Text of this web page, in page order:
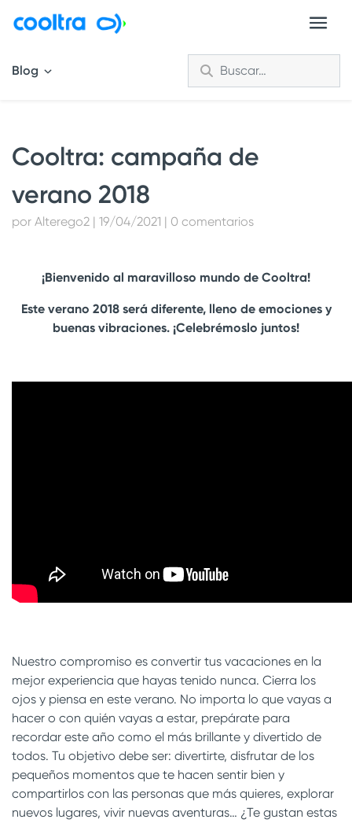
Blog
Cooltra: campaña de
verano 2018
por Alterego2 | 19/04/2021 | 0 comentarios
¡Bienvenido al maravilloso mundo de Cooltra!
Este verano 2018 será diferente, lleno de emociones y
buenas vibraciones. ¡Celebrémoslo juntos!
Nuestro compromiso es convertir tus vacaciones en la
mejor experiencia que hayas tenido nunca. Cierra los
ojos y piensa en este verano. No importa lo que vayas a
hacer o con quién vayas a estar, prepárate para
recordar este año como el más brillante y divertido de
todos. Tu objetivo debe ser: divertirte, disfrutar de los
pequeños momentos que te hacen sentir bien y
compartirlos con las personas que más quieres, explorar
nuevos lugares, vivir nuevas aventuras… ¿Te gustan estas